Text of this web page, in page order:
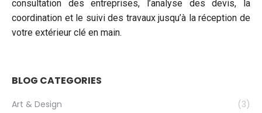
consultation des entreprises, l’analyse des devis, la
coordination et le suivi des travaux jusqu’à la réception de
votre extérieur clé en main.
BLOG CATEGORIES
Art & Design
(3)